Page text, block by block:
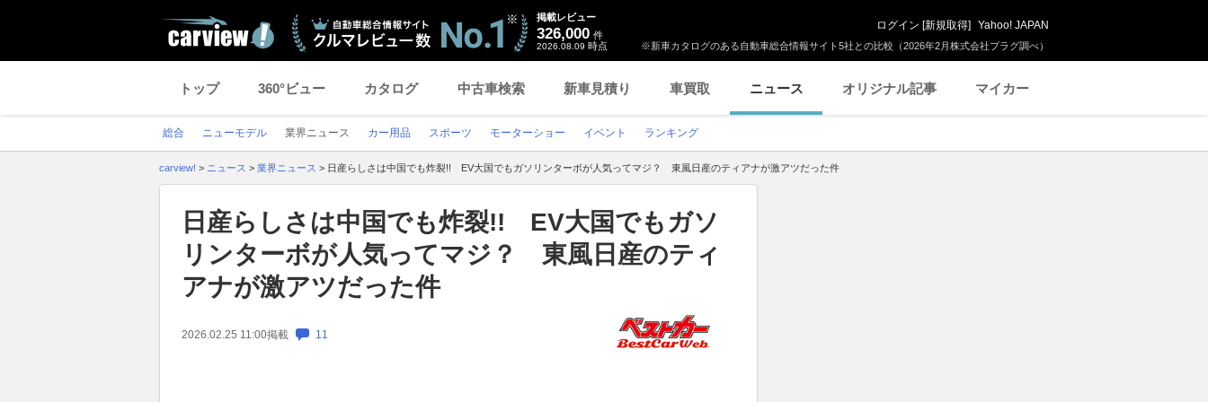
※新車カタログのある自動車総合情報サイト5社との比較（2026年2月株式会社プラグ調べ）
掲載レビュー
326,000 件
2026.08.09 時点
ログイン [新規取得] Yahoo! JAPAN
トップ 360°ビュー カタログ 中古車検索 新車見積り 車買取 ニュース オリジナル記事 マイカー
総合 ニューモデル 業界ニュース カー用品 スポーツ モーターショー イベント ランキング
carview! > ニュース > 業界ニュース > 日産らしさは中国でも炸裂!! EV大国でもガソリンターボが人気ってマジ？ 東風日産のティアナが激アツだった件
日産らしさは中国でも炸裂!! EV大国でもガソ
リンターボが人気ってマジ？ 東風日産のティ
アナが激アツだった件
2026.02.25 11:00掲載 11